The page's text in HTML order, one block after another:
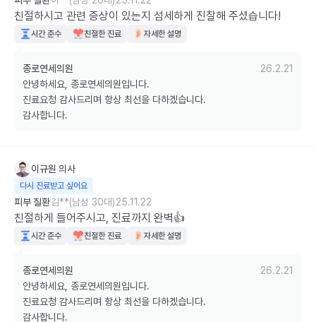
친절하시고 관련 증상이 있는지 섬세하게 진찰해 주셨습니다!
시간 준수 친절한 진료 자세한 설명
종로연세의원
26.2.21
안녕하세요, 종로연세의원입니다.
진료요청 감사드리며 항상 최선을 다하겠습니다.
감사합니다.
이규원 의사
다시 진료받고 싶어요
피부 질환김**(남성 30대)25.11.22
친절하게 들어주시고, 진료까지 완벽👍
시간 준수 친절한 진료 자세한 설명
종로연세의원
26.2.21
안녕하세요, 종로연세의원입니다.
진료요청 감사드리며 항상 최선을 다하겠습니다.
감사합니다.